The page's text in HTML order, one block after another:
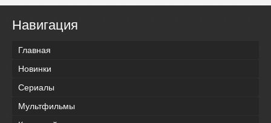
Навигация
Главная
Новинки
Сериалы
Мультфильмы